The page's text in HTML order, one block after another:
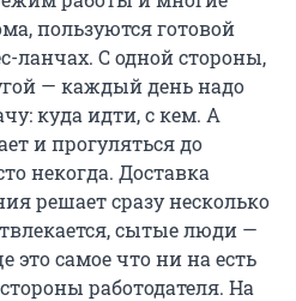
пользуются готовой
ланчах. С одной стороны,
— каждый день надо
куда идти, с кем. А
и прогуляться до
некогда. Доставка
решает сразу несколько
сытые люди —
это самое что ни на есть
работодателя. На